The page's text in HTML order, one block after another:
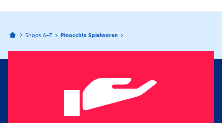
Bahnhofspassagen Potsdam
Shops A–Z Pinocchio Spielwaren